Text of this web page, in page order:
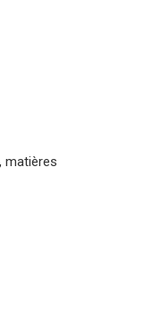
matières